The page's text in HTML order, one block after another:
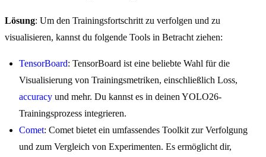
Lösung: Um den Trainingsfortschritt zu verfolgen und zu
visualisieren, kannst du folgende Tools in Betracht ziehen:
TensorBoard: TensorBoard ist eine beliebte Wahl für die
Visualisierung von Trainingsmetriken, einschließlich Loss,
accuracy und mehr. Du kannst es in deinen YOLO26-
Trainingsprozess integrieren.
Comet: Comet bietet ein umfassendes Toolkit zur Verfolgung
und zum Vergleich von Experimenten. Es ermöglicht dir,